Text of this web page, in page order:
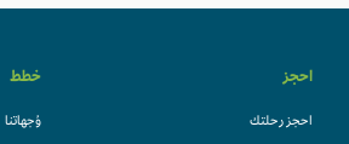
احجز
احجز رحلتك
خطط
وُجهاتنا